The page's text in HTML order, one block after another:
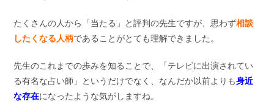
たくさんの人から「当たる」と評判の先生ですが、思わず相談
したくなる人柄であることがとても理解できました。
先生のこれまでの歩みを知ることで、「テレビに出演されてい
る有名な占い師」というだけでなく、なんだか以前よりも身近
な存在になったような気がしますね。